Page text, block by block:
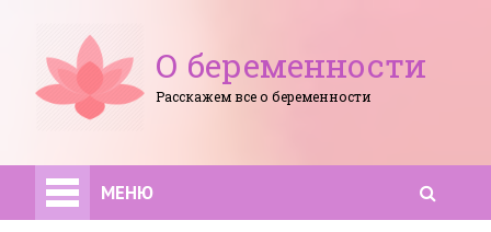
О беременности
Расскажем все о беременности
МЕНЮ